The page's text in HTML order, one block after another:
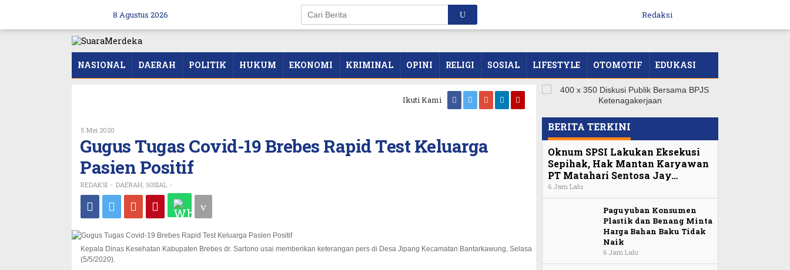
8 Agustus 2026 Redaksi
NASIONAL DAERAH POLITIK HUKUM EKONOMI KRIMINAL OPINI RELIGI SOSIAL LIFESTYLE OTOMOTIF EDUKASI
Ikuti Kami
5 Mei 2020
Gugus Tugas Covid-19 Brebes Rapid Test Keluarga
Pasien Positif
REDAKSI - DAERAH SOSIAL -
Kepala Dinas Kesehatan Kabupaten Brebes dr. Sartono usai memberikan keterangan pers di Desa Jipang Kecamatan Bantarkawung, Selasa
(5/5/2020).
BERITA TERKINI
Oknum SPSI Lakukan Eksekusi
Sepihak, Hak Mantan Karyawan
PT Matahari Sentosa Jay…
6 Jam Lalu
Paguyuban Konsumen
Plastik dan Benang Minta
Harga Bahan Baku Tidak
Naik
6 Jam Lalu